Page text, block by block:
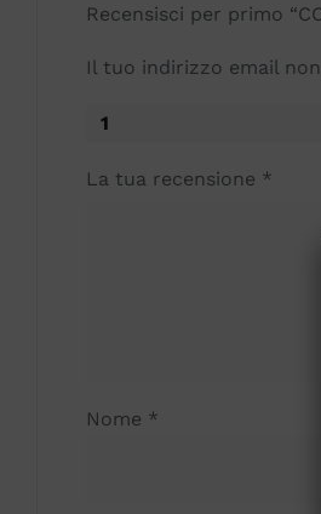
Recensisci per primo
Il tuo indirizzo email
1
La tua recensione *
Nome *